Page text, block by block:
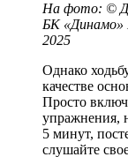
На фото: ©
БК «Динамо»
2025
Однако
качестве
Просто
упражнения,
5 минут,
слушайте